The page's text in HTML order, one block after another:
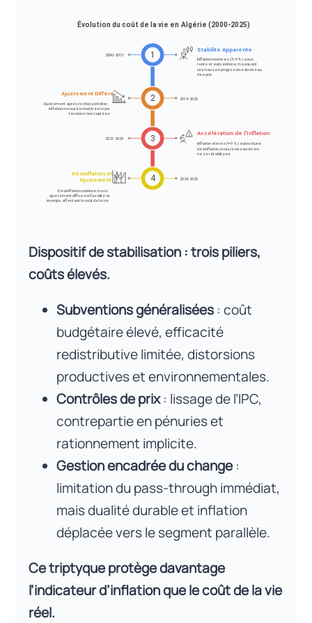
Dispositif de stabilisation : trois piliers,
coûts élevés.
Subventions généralisées : coût
budgétaire élevé, efficacité
redistributive limitée, distorsions
productives et environnementales.
Contrôles de prix: lissage de l’IPC,
contrepartie en pénuries et
rationnement implicite.
Gestion encadrée du change:
limitation du pass-through immédiat,
mais dualité durable et inflation
déplacée vers le segment parallèle.
Ce triptyque protège davantage
l’indicateur d’inflation que le coût de la vie
réel.